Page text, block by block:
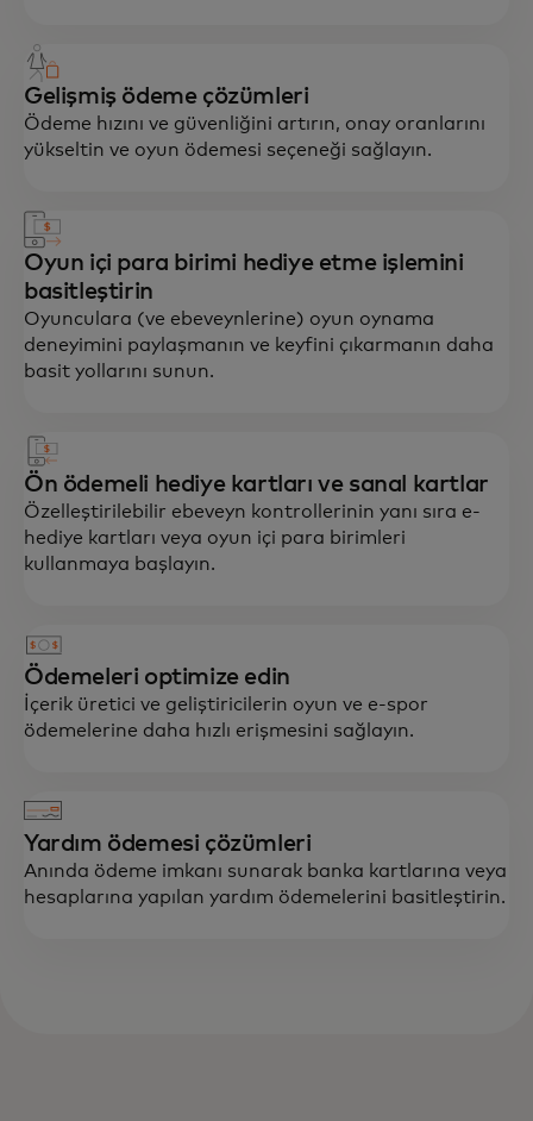
Gelişmiş ödeme çözümleri
Ödeme hızını ve güvenliğini artırın, onay oranlarını
yükseltin ve oyun ödemesi seçeneği sağlayın.
Oyun içi para birimi hediye etme işlemini
basitleştirin
Oyunculara (ve ebeveynlerine) oyun oynama
deneyimini paylaşmanın ve keyfini çıkarmanın daha
basit yollarını sunun.
Ön ödemeli hediye kartları ve sanal kartlar
Özelleştirilebilir ebeveyn kontrollerinin yanı sıra e-
hediye kartları veya oyun içi para birimleri
kullanmaya başlayın.
Ödemeleri optimize edin
İçerik üretici ve geliştiricilerin oyun ve e-spor
ödemelerine daha hızlı erişmesini sağlayın.
Yardım ödemesi çözümleri
Anında ödeme imkanı sunarak banka kartlarına veya
hesaplarına yapılan yardım ödemelerini basitleştirin.